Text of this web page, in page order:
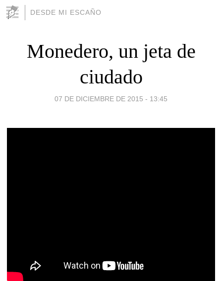
DESDE MI ESCAÑO
Monedero, un jeta de
ciudado
07 DE DICIEMBRE DE 2015 - 13:45